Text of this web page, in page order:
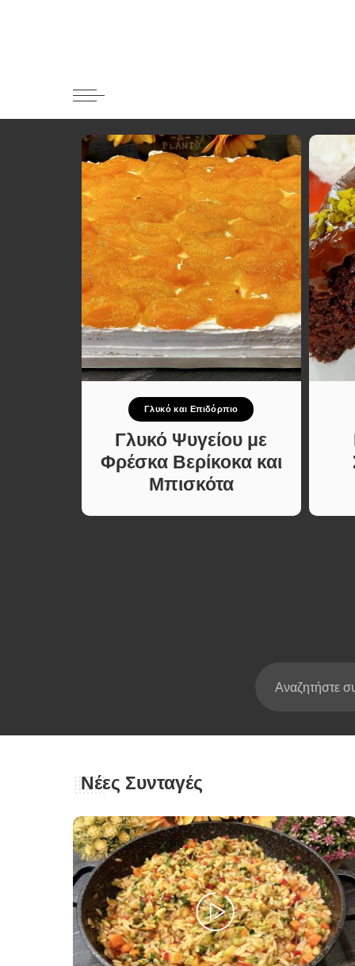
Γλυκό
Ποτά και
Ψάρι και
Σάλτσες
Κυρίως
Κρέας
Ζυμαρικά
Πίτες και
Σαλάτες
Σνακ
Γλυκό και Επιδόρπιο
Γλυκό Ψυγείου με
Φρέσκα Βερίκοκα και
Μπισκότα
Νέες Συνταγές